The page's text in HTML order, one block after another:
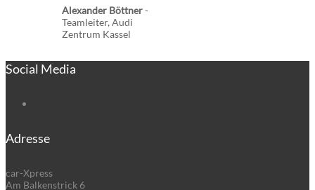
Alexander Böttner-
Teamleiter, Audi
Zentrum Kassel
Social Media
Adresse
car-Xpress
Am Balkenstrick 6